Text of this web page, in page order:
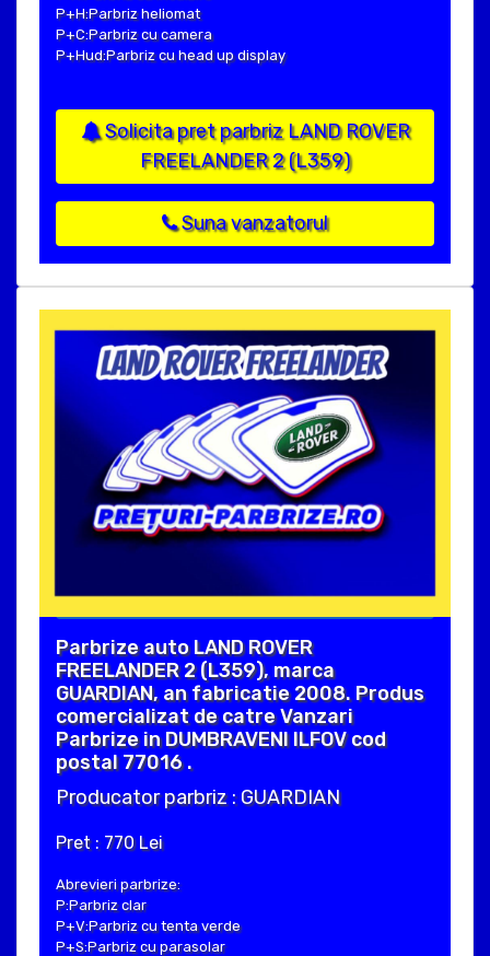
P+H:Parbriz heliomat
P+C:Parbriz cu camera
P+Hud:Parbriz cu head up display
Solicita pret parbriz LAND ROVER
FREELANDER 2 (L359)
Suna vanzatorul
Parbrize auto LAND ROVER
FREELANDER 2 (L359), marca
GUARDIAN, an fabricatie 2008. Produs
comercializat de catre Vanzari
Parbrize in DUMBRAVENI ILFOV cod
postal 77016 .
Producator parbriz : GUARDIAN
Pret : 770 Lei
Abrevieri parbrize:
P:Parbriz clar
P+V:Parbriz cu tenta verde
P+S:Parbriz cu parasolar